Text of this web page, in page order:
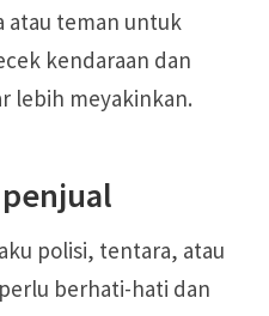
atau teman untuk
kendaraan dan
lebih meyakinkan.
polisi, tentara, atau
berhati-hati dan